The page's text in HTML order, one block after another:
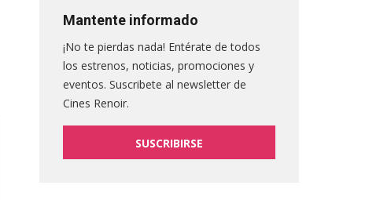
Mantente informado
¡No te pierdas nada! Entérate de todos
los estrenos, noticias, promociones y
eventos. Suscribete al newsletter de
Cines Renoir.
SUSCRIBIRSE